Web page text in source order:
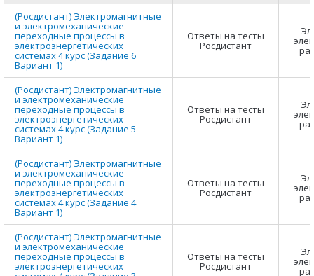
(Росдистант) Электромагнитные
и электромеханические
переходные процессы в
электроэнергетических
системах 4 курс (Задание 6
Вариант 1)
Ответы на тесты
Росдистант
(Росдистант) Электромагнитные
и электромеханические
переходные процессы в
электроэнергетических
системах 4 курс (Задание 5
Вариант 1)
Ответы на тесты
Росдистант
(Росдистант) Электромагнитные
и электромеханические
переходные процессы в
электроэнергетических
системах 4 курс (Задание 4
Вариант 1)
Ответы на тесты
Росдистант
(Росдистант) Электромагнитные
и электромеханические
переходные процессы в
электроэнергетических
Ответы на тесты
Росдистант